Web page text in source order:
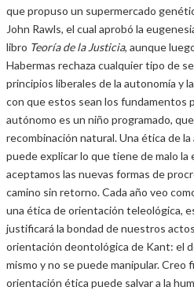
que propuso un supermercado
John Rawls, el cual aprobó la
libro Teoría de la Justicia, aunque
Habermas rechaza cualquier tipo de
principios liberales de la autonomía y
con que estos sean los fundamentos
autónomo es un niño programado,
recombinación natural. Una ética de
puede explicar lo que tiene de malo la
aceptamos las nuevas formas de
camino sin retorno. Cada año veo
una ética de orientación teleológica,
justificará la bondad de nuestros
orientación deontológica de Kant: el
mismo y no se puede manipular. Creo
orientación ética puede salvar a la